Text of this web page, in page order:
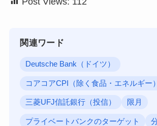
関連ワード
Deutsche Bank（ドイツ）
コアコアCPI（除く食品・エネルギー）
三菱UFJ信託銀行（投信） 限月
プライベートバンクのターゲット